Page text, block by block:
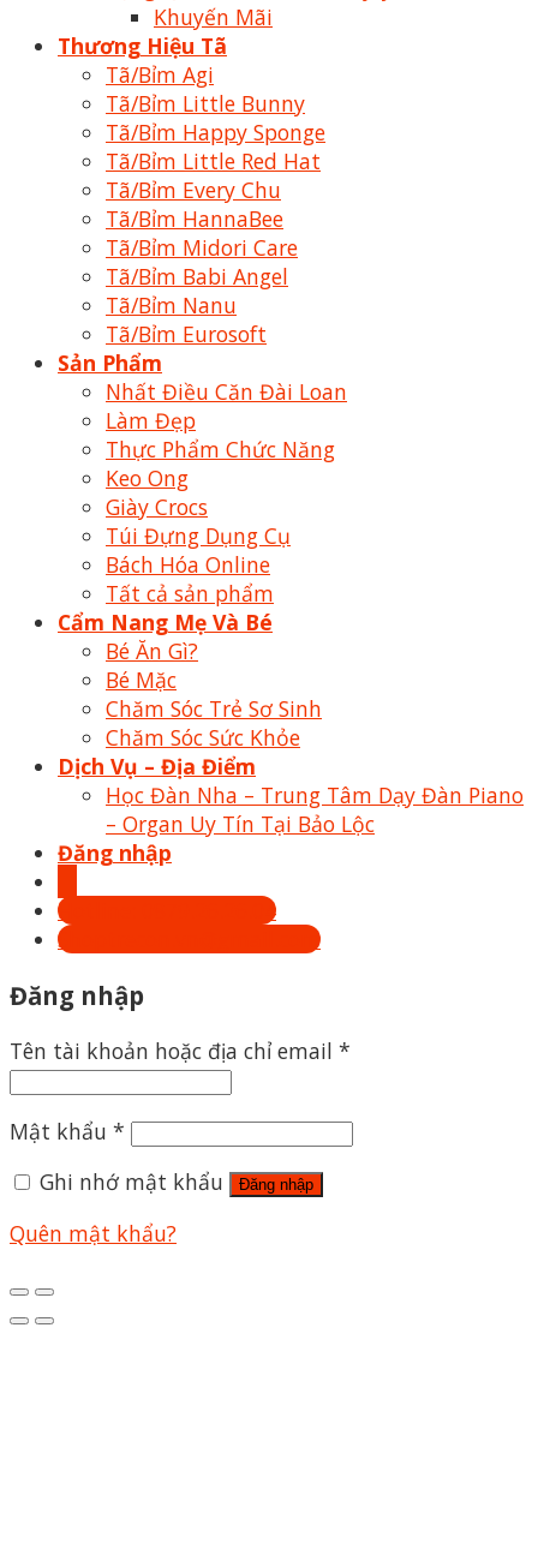
Khuyến Mãi
Thương Hiệu Tã
Tã/Bỉm Agi
Tã/Bỉm Little Bunny
Tã/Bỉm Happy Sponge
Tã/Bỉm Little Red Hat
Tã/Bỉm Every Chu
Tã/Bỉm HannaBee
Tã/Bỉm Midori Care
Tã/Bỉm Babi Angel
Tã/Bỉm Nanu
Tã/Bỉm Eurosoft
Sản Phẩm
Nhất Điều Căn Đài Loan
Làm Đẹp
Thực Phẩm Chức Năng
Keo Ong
Giày Crocs
Túi Đựng Dụng Cụ
Bách Hóa Online
Tất cả sản phẩm
Cẩm Nang Mẹ Và Bé
Bé Ăn Gì?
Bé Mặc
Chăm Sóc Trẻ Sơ Sinh
Chăm Sóc Sức Khỏe
Dịch Vụ – Địa Điểm
Học Đàn Nha – Trung Tâm Dạy Đàn Piano
– Organ Uy Tín Tại Bảo Lộc
Đăng nhập
Hotline: 0879.26.26.04
Shoptrecon.vn@gmail.com
Đăng nhập
Tên tài khoản hoặc địa chỉ email *
Mật khẩu *
Ghi nhớ mật khẩu
Đăng nhập
Quên mật khẩu?